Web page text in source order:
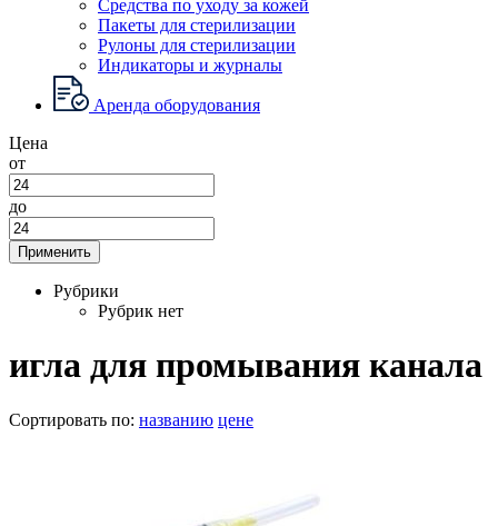
Средства по уходу за кожей
Пакеты для стерилизации
Рулоны для стерилизации
Индикаторы и журналы
Аренда оборудования
Цена
от
до
Применить
Рубрики
Рубрик нет
игла для промывания канала
Сортировать по: названию цене